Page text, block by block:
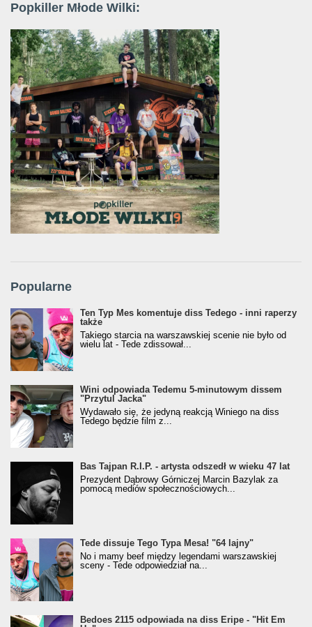
Popkiller Młode Wilki:
Popularne
Ten Typ Mes komentuje diss Tedego - inni raperzy
także
Takiego starcia na warszawskiej scenie nie było od
wielu lat - Tede zdissował...
Wini odpowiada Tedemu 5-minutowym dissem
"Przytul Jacka"
Wydawało się, że jedyną reakcją Winiego na diss
Tedego będzie film z...
Bas Tajpan R.I.P. - artysta odszedł w wieku 47 lat
Prezydent Dąbrowy Górniczej Marcin Bazylak za
pomocą mediów społecznościowych...
Tede dissuje Tego Typa Mesa! "64 lajny"
No i mamy beef między legendami warszawskiej
sceny - Tede odpowiedział na...
Bedoes 2115 odpowiada na diss Eripe - "Hit Em